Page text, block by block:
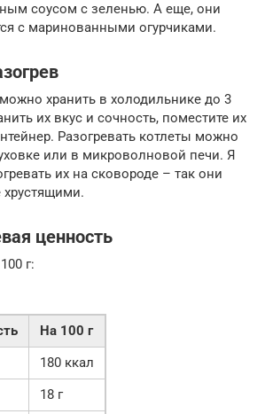
соусом с зеленью. А еще, они
с маринованными огурчиками.
хранить в холодильнике до 3
их вкус и сочность, поместите их
Разогревать котлеты можно
или в микроволновой печи. Я
их на сковороде – так они
хрустящими.
ценность
г:
На 100 г
180 ккал
18 г